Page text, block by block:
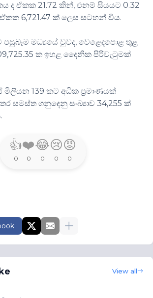
ද ඒකක 21.72 කින්, එනම් සියයට 0.32
6,721.47 ක් ලෙස සටහන් විය.
මධ්‍යයේ වුවද, වෙළෙඳපොළ තුළ
ක ඉහළ දෛනික පිරිවැටුමක්
මිලියන 139 කට අධික ප්‍රමාණයක්
සමස්ත ගනුදෙනු සංඛ්‍යාව 34,255 ක්
👍
0
❤️
0
😂
0
😢
0
😡
0
View all